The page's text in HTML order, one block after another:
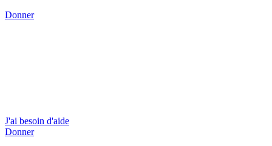
Donner
J'ai besoin d'aide
Donner